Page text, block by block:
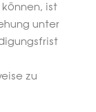
ist
unter
zu